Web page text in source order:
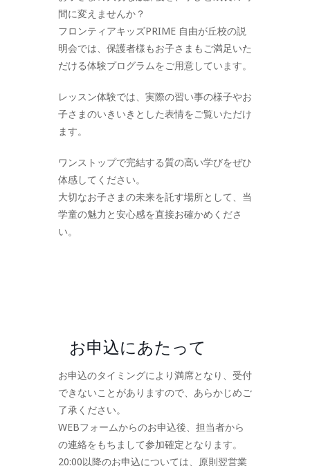
間に変えませんか？
フロンティアキッズPRIME 自由が丘校の説
明会では、保護者様もお子さまもご満足いた
だける体験プログラムをご用意しています。
レッスン体験では、実際の習い事の様子やお
子さまのいきいきとした表情をご覧いただけ
ます。
ワンストップで完結する質の高い学びをぜひ
体感してください。
大切なお子さまの未来を託す場所として、当
学童の魅力と安心感を直接お確かめくださ
い。
お申込にあたって
お申込のタイミングにより満席となり、受付
できないことがありますので、あらかじめご
了承ください。
WEBフォームからのお申込後、担当者から
の連絡をもちまして参加確定となります。
20:00以降のお申込については、原則翌営業